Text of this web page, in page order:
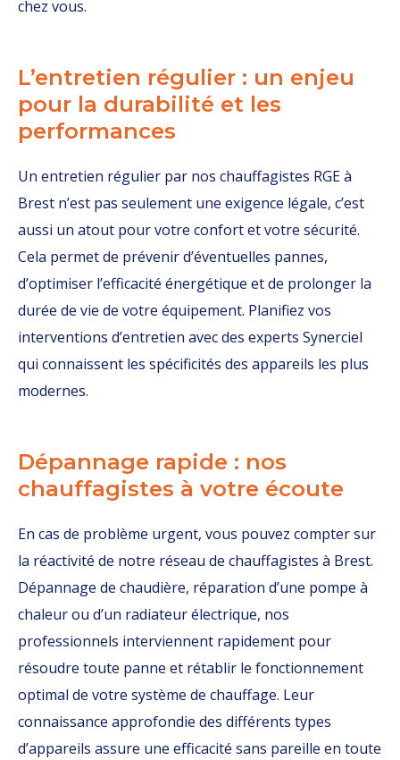
chez vous.
L’entretien régulier : un enjeu
pour la durabilité et les
performances
Un entretien régulier par nos chauffagistes RGE à
Brest n’est pas seulement une exigence légale, c’est
aussi un atout pour votre confort et votre sécurité.
Cela permet de prévenir d’éventuelles pannes,
d’optimiser l’efficacité énergétique et de prolonger la
durée de vie de votre équipement. Planifiez vos
interventions d’entretien avec des experts Synerciel
qui connaissent les spécificités des appareils les plus
modernes.
Dépannage rapide : nos
chauffagistes à votre écoute
En cas de problème urgent, vous pouvez compter sur
la réactivité de notre réseau de chauffagistes à Brest.
Dépannage de chaudière, réparation d’une pompe à
chaleur ou d’un radiateur électrique, nos
professionnels interviennent rapidement pour
résoudre toute panne et rétablir le fonctionnement
optimal de votre système de chauffage. Leur
connaissance approfondie des différents types
d’appareils assure une efficacité sans pareille en toute